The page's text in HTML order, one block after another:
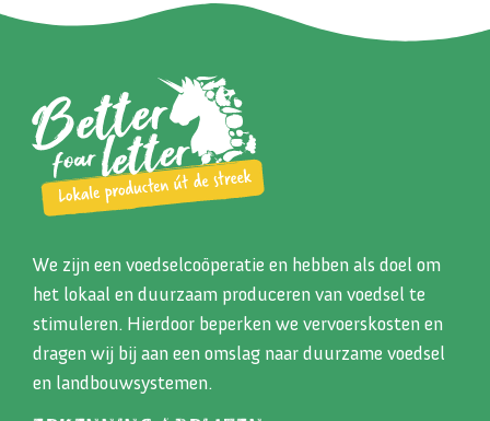
We zijn een voedselcoöperatie en hebben als doel om
het lokaal en duurzaam produceren van voedsel te
stimuleren. Hierdoor beperken we vervoerskosten en
dragen wij bij aan een omslag naar duurzame voedsel
en landbouwsystemen.